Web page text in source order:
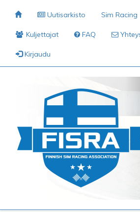
Uutisarkisto Sim Racing
Kuljettajat FAQ
Kirjaudu